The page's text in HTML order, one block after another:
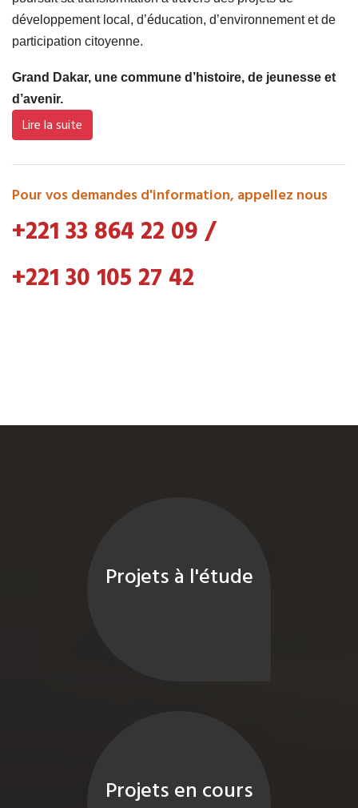
développement local, d’éducation, d’environnement et de
participation citoyenne.
Grand Dakar, une commune d’histoire, de jeunesse et
d’avenir.
Lire la suite
Pour vos demandes d'information, appellez nous
+221 33 864 22 09/
+221 30 105 27 42
Projets à l'étude
Projets en cours